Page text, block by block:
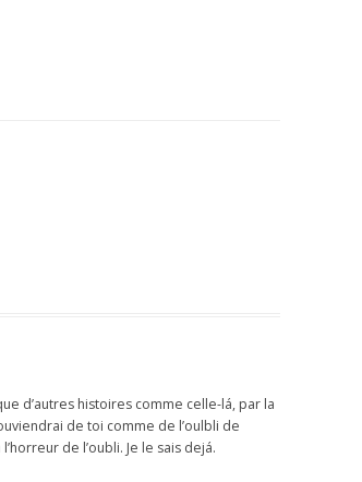
d’autres histoires comme celle-lá, par la
de toi comme de l’oulbli de
de l’oubli. Je le sais dejá.